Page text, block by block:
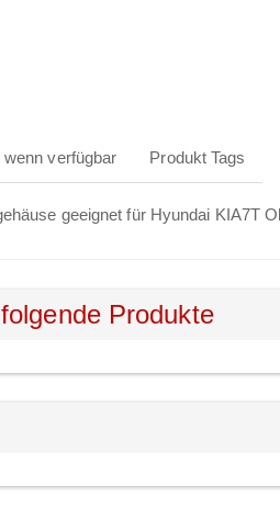
verfügbar Produkt Tags
geeignet für Hyundai KIA7T
Produkte